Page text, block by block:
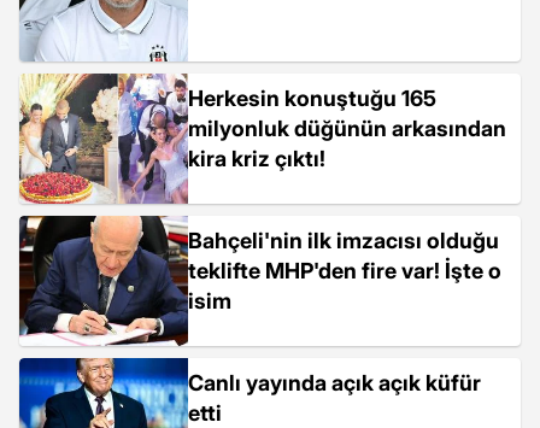
Herkesin konuştuğu 165
milyonluk düğünün arkasından
kira kriz çıktı!
Bahçeli'nin ilk imzacısı olduğu
teklifte MHP'den fire var! İşte o
isim
Canlı yayında açık açık küfür
etti